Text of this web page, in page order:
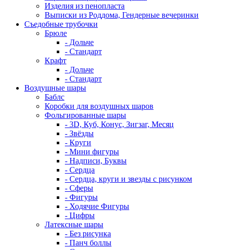
Изделия из пенопласта
Выписки из Роддома, Гендерные вечеринки
Съедобные трубочки
Брюле
- Дольче
- Стандарт
Крафт
- Дольче
- Стандарт
Воздушные шары
Баблс
Коробки для воздушных шаров
Фольгированные шары
- 3D, Куб, Конус, Зигзаг, Месяц
- Звёзды
- Круги
- Мини фигуры
- Надписи, Буквы
- Сердца
- Сердца, круги и звезды с рисунком
- Сферы
- Фигуры
- Ходячие Фигуры
- Цифры
Латексные шары
- Без рисунка
- Панч боллы